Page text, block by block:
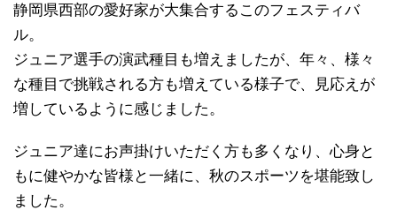
静岡県西部の愛好家が大集合するこのフェスティバ
ル。
ジュニア選手の演武種目も増えましたが、年々、様々
な種目で挑戦される方も増えている様子で、見応えが
増しているように感じました。
ジュニア達にお声掛けいただく方も多くなり、心身と
もに健やかな皆様と一緒に、秋のスポーツを堪能致し
ました。